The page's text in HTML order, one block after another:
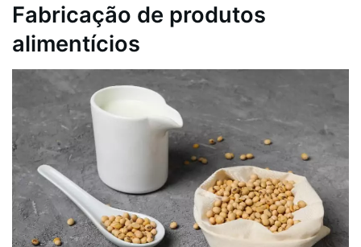
Fabricação de produtos
alimentícios